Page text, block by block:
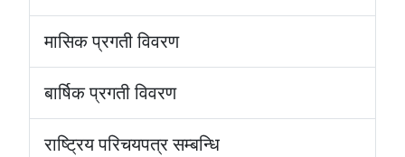
मासिक प्रगती विवरण
बार्षिक प्रगती विवरण
राष्ट्रिय परिचयपत्र सम्बन्धि